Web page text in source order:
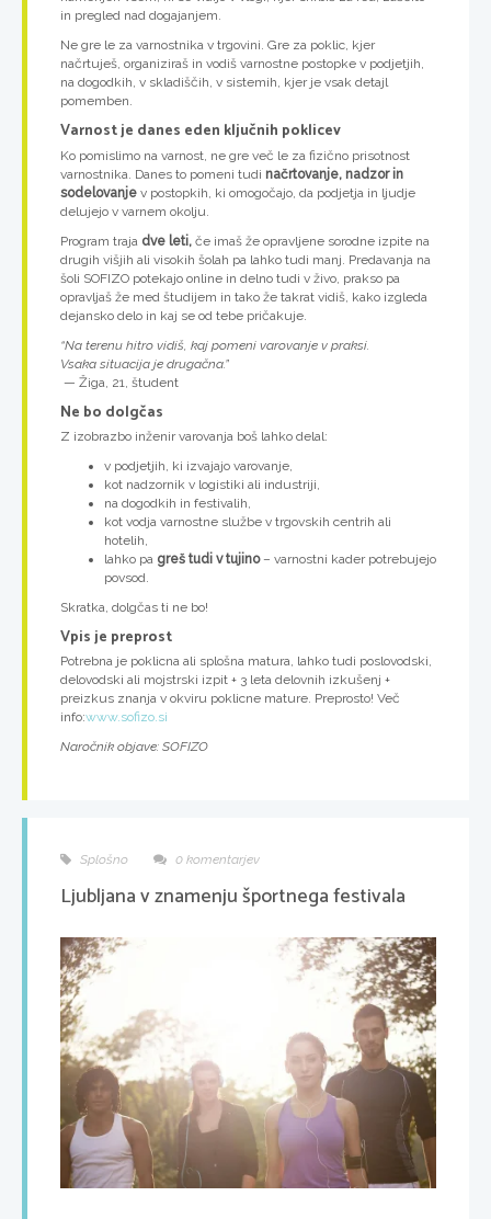
in pregled nad dogajanjem.
Ne gre le za varnostnika v trgovini. Gre za poklic, kjer
načrtuješ, organiziraš in vodiš varnostne postopke v podjetjih,
na dogodkih, v skladiščih, v sistemih, kjer je vsak detajl
pomemben.
Varnost je danes eden ključnih poklicev
Ko pomislimo na varnost, ne gre več le za fizično prisotnost
varnostnika. Danes to pomeni tudi načrtovanje, nadzor in
sodelovanje v postopkih, ki omogočajo, da podjetja in ljudje
delujejo v varnem okolju.
Program traja dve leti, če imaš že opravljene sorodne izpite na
drugih višjih ali visokih šolah pa lahko tudi manj. Predavanja na
šoli SOFIZO potekajo online in delno tudi v živo, prakso pa
opravljaš že med študijem in tako že takrat vidiš, kako izgleda
dejansko delo in kaj se od tebe pričakuje.
“Na terenu hitro vidiš, kaj pomeni varovanje v praksi.
Vsaka situacija je drugačna.”
— Žiga, 21, študent
Ne bo dolgčas
Z izobrazbo inženir varovanja boš lahko delal:
v podjetjih, ki izvajajo varovanje,
kot nadzornik v logistiki ali industriji,
na dogodkih in festivalih,
kot vodja varnostne službe v trgovskih centrih ali
hotelih,
lahko pa greš tudi v tujino– varnostni kader potrebujejo
povsod.
Skratka, dolgčas ti ne bo!
Vpis je preprost
Potrebna je poklicna ali splošna matura, lahko tudi poslovodski,
delovodski ali mojstrski izpit + 3 leta delovnih izkušenj +
preizkus znanja v okviru poklicne mature. Preprosto! Več
info:www.sofizo.si
Naročnik objave: SOFIZO
Splošno 0 komentarjev
Ljubljana v znamenju športnega festivala